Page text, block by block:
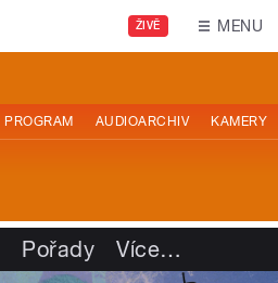
ŽIVĚ MENU
PROGRAM AUDIOARCHIV KAMERY
Pořady Více…